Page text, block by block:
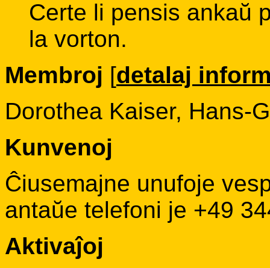
Certe li pensis ankaŭ
la vorton.
Membroj [detalaj
Dorothea Kaiser, Hans-
Kunvenoj
Ĉiusemajne unufoje
antaŭe telefoni je +49
Aktivaĵoj